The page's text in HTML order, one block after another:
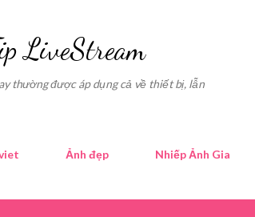
LiveStream
thường được áp dụng cả về thiết bị, lẫn
Ảnh đẹp Nhiếp Ảnh Gia